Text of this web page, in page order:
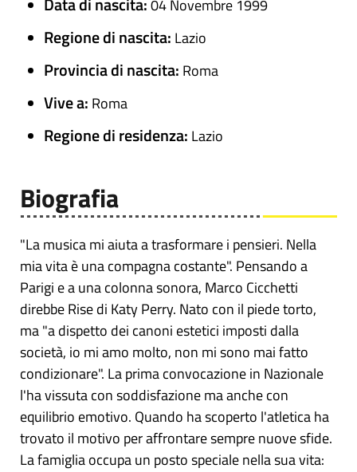
04 Novembre 1999
Regione di nascita: Lazio
Provincia di nascita: Roma
Vive a: Roma
Regione di residenza: Lazio
Biografia
"La musica mi aiuta a trasformare i pensieri. Nella
mia vita è una compagna costante". Pensando a
Parigi e a una colonna sonora, Marco Cicchetti
direbbe Rise di Katy Perry. Nato con il piede torto,
ma "a dispetto dei canoni estetici imposti dalla
società, io mi amo molto, non mi sono mai fatto
condizionare". La prima convocazione in Nazionale
l'ha vissuta con soddisfazione ma anche con
equilibrio emotivo. Quando ha scoperto l'atletica ha
trovato il motivo per affrontare sempre nuove sfide.
La famiglia occupa un posto speciale nella sua vita: